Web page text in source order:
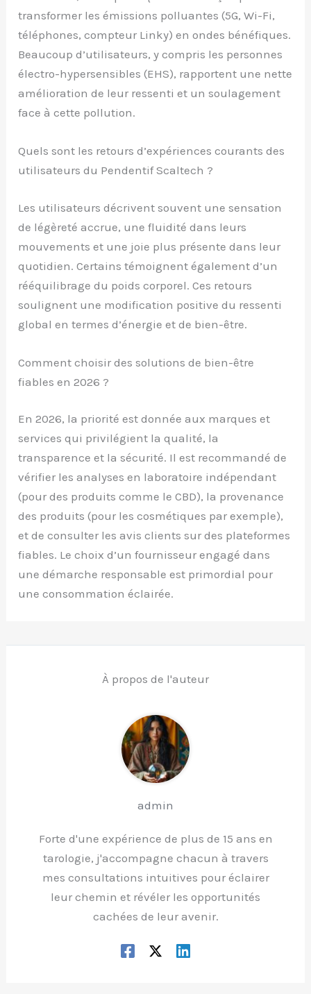
transformer les émissions polluantes (5G, Wi-Fi,
téléphones, compteur Linky) en ondes bénéfiques.
Beaucoup d’utilisateurs, y compris les personnes
électro-hypersensibles (EHS), rapportent une nette
amélioration de leur ressenti et un soulagement
face à cette pollution.
Quels sont les retours d’expériences courants des
utilisateurs du Pendentif Scaltech ?
Les utilisateurs décrivent souvent une sensation
de légèreté accrue, une fluidité dans leurs
mouvements et une joie plus présente dans leur
quotidien. Certains témoignent également d’un
rééquilibrage du poids corporel. Ces retours
soulignent une modification positive du ressenti
global en termes d’énergie et de bien-être.
Comment choisir des solutions de bien-être
fiables en 2026 ?
En 2026, la priorité est donnée aux marques et
services qui privilégient la qualité, la
transparence et la sécurité. Il est recommandé de
vérifier les analyses en laboratoire indépendant
(pour des produits comme le CBD), la provenance
des produits (pour les cosmétiques par exemple),
et de consulter les avis clients sur des plateformes
fiables. Le choix d’un fournisseur engagé dans
une démarche responsable est primordial pour
une consommation éclairée.
À propos de l'auteur
admin
Forte d'une expérience de plus de 15 ans en
tarologie, j'accompagne chacun à travers
mes consultations intuitives pour éclairer
leur chemin et révéler les opportunités
cachées de leur avenir.